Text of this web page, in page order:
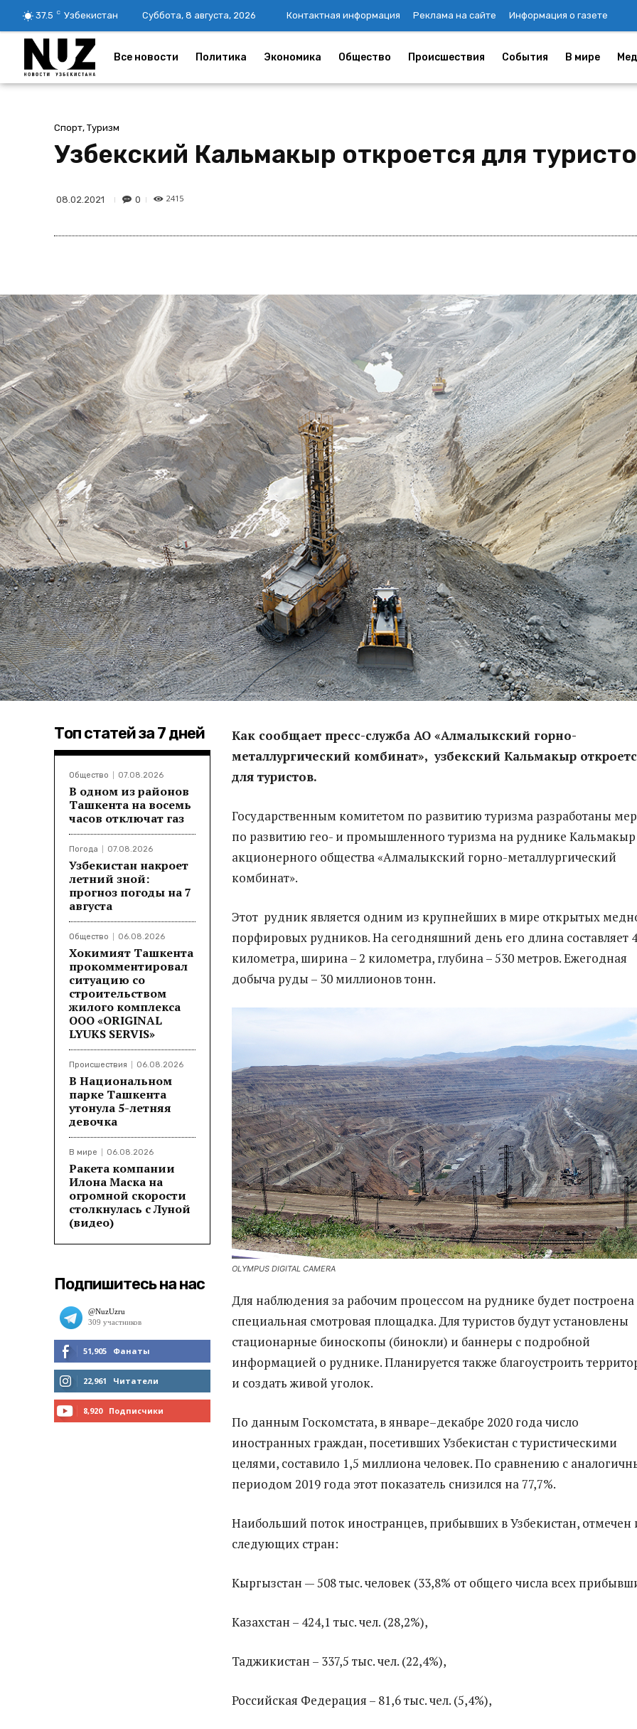
37.5 C Узбекистан Суббота, 8 августа, 2026 Контактная информация Реклама на сайте Информация о газете
Все новости Политика Экономика Общество Происшествия События В мире
Спорт, Туризм
Узбекский Кальмакыр откроется для
08.02.2021 0 2415
Топ статей за 7 дней
Общество 07.08.2026
В одном из районов
Ташкента на восемь
часов отключат газ
Погода 07.08.2026
Узбекистан накроет
летний зной:
прогноз погоды на 7
августа
Общество 06.08.2026
Хокимият Ташкента
прокомментировал
ситуацию со
строительством
жилого комплекса
ООО «ORIGINAL
LYUKS SERVIS»
Происшествия 06.08.2026
В Национальном
парке Ташкента
утонула 5-летняя
девочка
В мире 06.08.2026
Ракета компании
Илона Маска на
огромной скорости
столкнулась с Луной
(видео)
Подпишитесь на нас
51,905 Фанаты
МНЕ НРАВИТСЯ
22,961 Читатели
8,920 Подписчики
Как сообщает пресс-служба АО «Алмалыкский горно-
металлургический комбинат», узбекский Кальмакыр
для туристов.
Государственным комитетом по развитию туризма разработаны
по развитию гео- и промышленного туризма на руднике Кальмакыр
акционерного общества «Алмалыкский горно-металлургический
комбинат».
Этот рудник является одним из крупнейших в мире открытых
порфировых рудников. На сегодняшний день его длина составляет 4
километра, ширина – 2 километра, глубина – 530 метров. Ежегодная
добыча руды – 30 миллионов тонн.
OLYMPUS DIGITAL CAMERA
Для наблюдения за рабочим процессом на руднике будет построена
специальная смотровая площадка. Для туристов будут установлены
стационарные биноскопы (бинокли) и баннеры с подробной
информацией о руднике. Планируется также благоустроить
и создать живой уголок.
По данным Госкомстата, в январе–декабре 2020 года число
иностранных граждан, посетивших Узбекистан с туристическими
целями, составило 1,5 миллиона человек. По сравнению с
периодом 2019 года этот показатель снизился на 77,7%.
Наибольший поток иностранцев, прибывших в Узбекистан, отмечен
следующих стран:
Кыргызстан — 508 тыс. человек (33,8% от общего числа всех
Казахстан – 424,1 тыс. чел. (28,2%),
Таджикистан – 337,5 тыс. чел. (22,4%),
Российская Федерация – 81,6 тыс. чел. (5,4%),